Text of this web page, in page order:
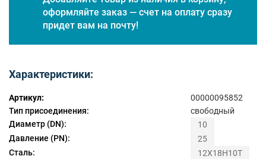
оформляйте заказ — счет на оплату сразу
придет вам на почту!
Характеристики:
Артикул:
00000095852
Тип присоединения:
свободный
Диаметр (DN):
10
Давление (PN):
25
Сталь:
12Х18Н10Т